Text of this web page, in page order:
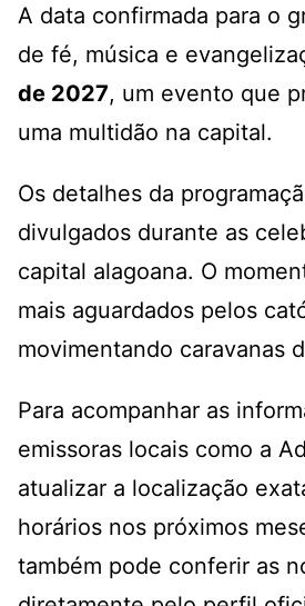
A data confirmada para o
de fé, música e
de 2027, um evento que
uma multidão na capital.
Os detalhes da
divulgados durante as
capital alagoana. O
mais aguardados pelos
movimentando caravanas
Para acompanhar as
emissoras locais como a
atualizar a localização
horários nos próximos
também pode conferir as